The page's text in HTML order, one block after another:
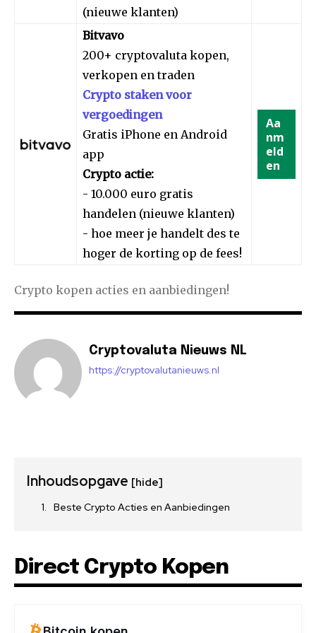
(nieuwe klanten)
Bitvavo
200+ cryptovaluta kopen,
verkopen en traden
Crypto staken voor
vergoedingen
Gratis iPhone en Android
app
Crypto actie:
- 10.000 euro gratis
handelen (nieuwe klanten)
- hoe meer je handelt des te
hoger de korting op de fees!
Aa
nm
eld
en
Crypto kopen acties en aanbiedingen!
Cryptovaluta Nieuws NL
https://cryptovalutanieuws.nl
Inhoudsopgave [hide]
Beste Crypto Acties en Aanbiedingen
Direct Crypto Kopen